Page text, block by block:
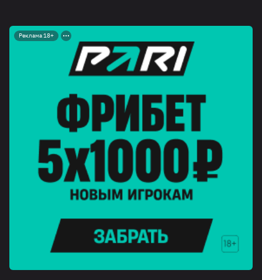
Реклама 18+